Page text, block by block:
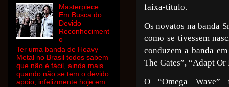
faixa-título.
Os novatos na banda
como se tivessem
conduzem a banda
The Gates”, “Adapt
O “Omega
Masterpiece:
Em Busca do
Devido
Reconheciment
o
Ter uma banda de Heavy
Metal no Brasil todos sabem
que não é fácil, ainda mais
quando não se tem o devido
apoio, infelizmente hoje em